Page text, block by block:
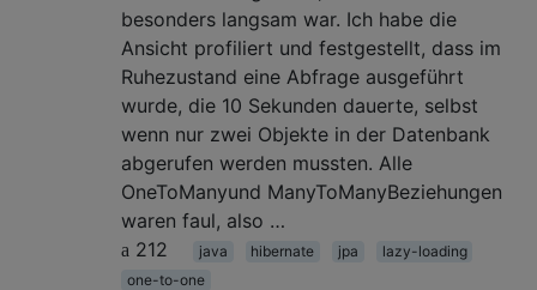
besonders langsam war. Ich habe die
Ansicht profiliert und festgestellt, dass im
Ruhezustand eine Abfrage ausgeführt
wurde, die 10 Sekunden dauerte, selbst
wenn nur zwei Objekte in der Datenbank
abgerufen werden mussten. Alle
OneToManyund ManyToManyBeziehungen
waren faul, also …
212
java hibernate jpa
lazy-loading
one-to-one